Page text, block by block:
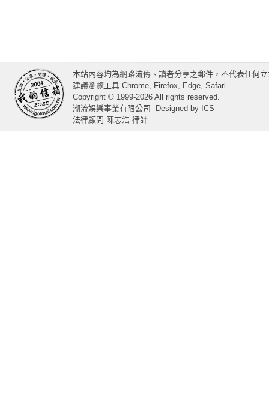
本站內容均為網路流傳、讀者分享之郵件，不代表任何
建議瀏覽工具 Chrome, Firefox, Edge, Safari
Copyright © 1999-2026 All rights reserved.
潮流娛樂事業有限公司
Designed by ICS
法律顧問 陳志浩 律師